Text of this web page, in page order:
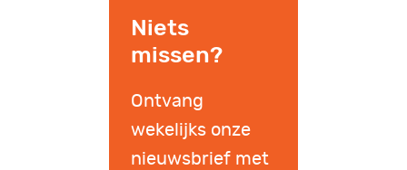
Niets
missen?
Ontvang
wekelijks onze
nieuwsbrief met